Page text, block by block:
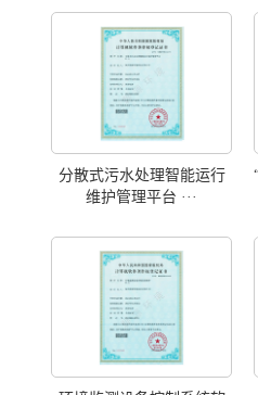
分散式污水处理智能运行
维护管理平台 ···